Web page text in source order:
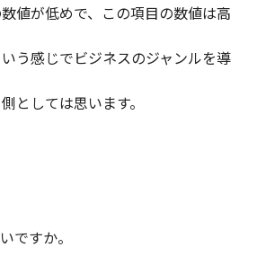
値が低めで、この項目の数値は高
う感じでビジネスのジャンルを導
としては思います。
ですか。